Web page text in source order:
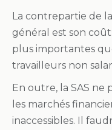
La contrepartie de
général est son
plus importantes
travailleurs non
En outre, la SAS ne
les marchés
inaccessibles. Il